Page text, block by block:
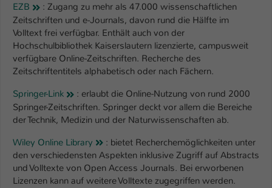
EZB
: Zugang zu mehr als 47.000 wissenschaftlichen
Zeitschriften und e-Journals, davon rund die Hälfte im
Volltext frei verfügbar. Enthält auch von der
Hochschulbibliothek Kaiserslautern lizenzierte, campusweit
verfügbare Online-Zeitschriften. Recherche des
Zeitschriftentitels alphabetisch oder nach Fächern.
Springer-Link
: erlaubt die Online-Nutzung von rund 2000
Springer-Zeitschriften. Springer deckt vor allem die Bereiche
der Technik, Medizin und der Naturwissenschaften ab.
Wiley Online Library
: bietet Recherchemöglichkeiten unter
den verschiedensten Aspekten inklusive Zugriff auf Abstracts
und Volltexte von Open Access Journals. Bei erworbenen
Lizenzen kann auf weitere Volltexte zugegriffen werden.